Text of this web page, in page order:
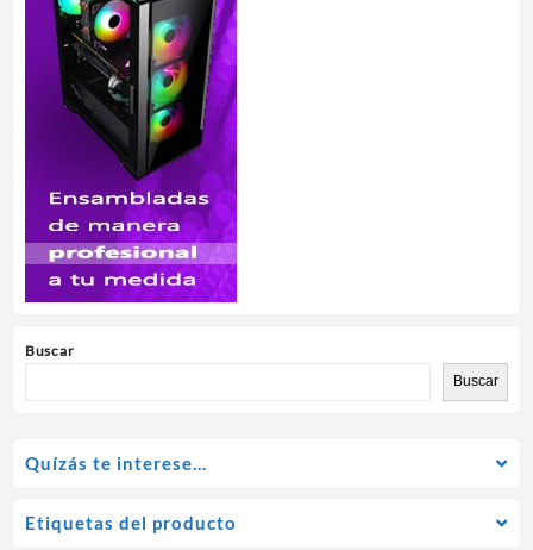
Buscar
Buscar
Quízás te interese…
Etiquetas del producto